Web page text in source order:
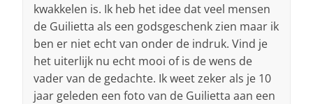
kwakkelen is. Ik heb het idee dat veel mensen
de Guilietta als een godsgeschenk zien maar ik
ben er niet echt van onder de indruk. Vind je
het uiterlijk nu echt mooi of is de wens de
vader van de gedachte. Ik weet zeker als je 10
jaar geleden een foto van de Guilietta aan een